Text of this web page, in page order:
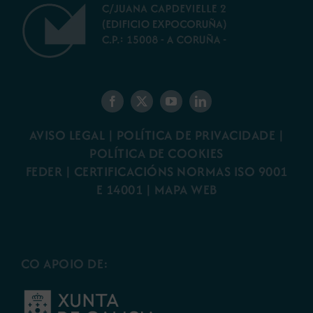
AVISO LEGAL | POLÍTICA DE PRIVACIDADE |
POLÍTICA DE COOKIES
FEDER | CERTIFICACIÓNS NORMAS ISO 9001
E 14001 | MAPA WEB
CO APOIO DE: